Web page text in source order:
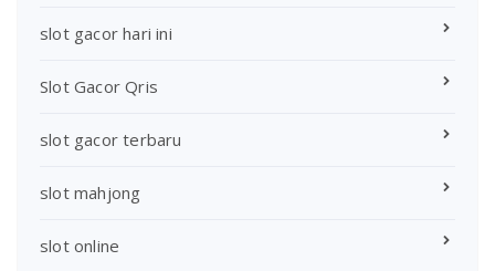
slot gacor hari ini
Slot Gacor Qris
slot gacor terbaru
slot mahjong
slot online